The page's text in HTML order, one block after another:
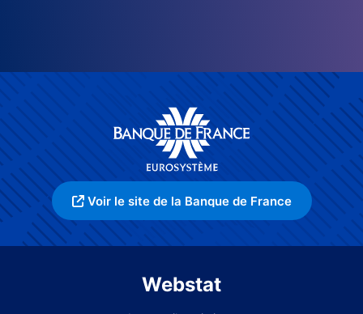
Voir le site de la Banque de France
Webstat